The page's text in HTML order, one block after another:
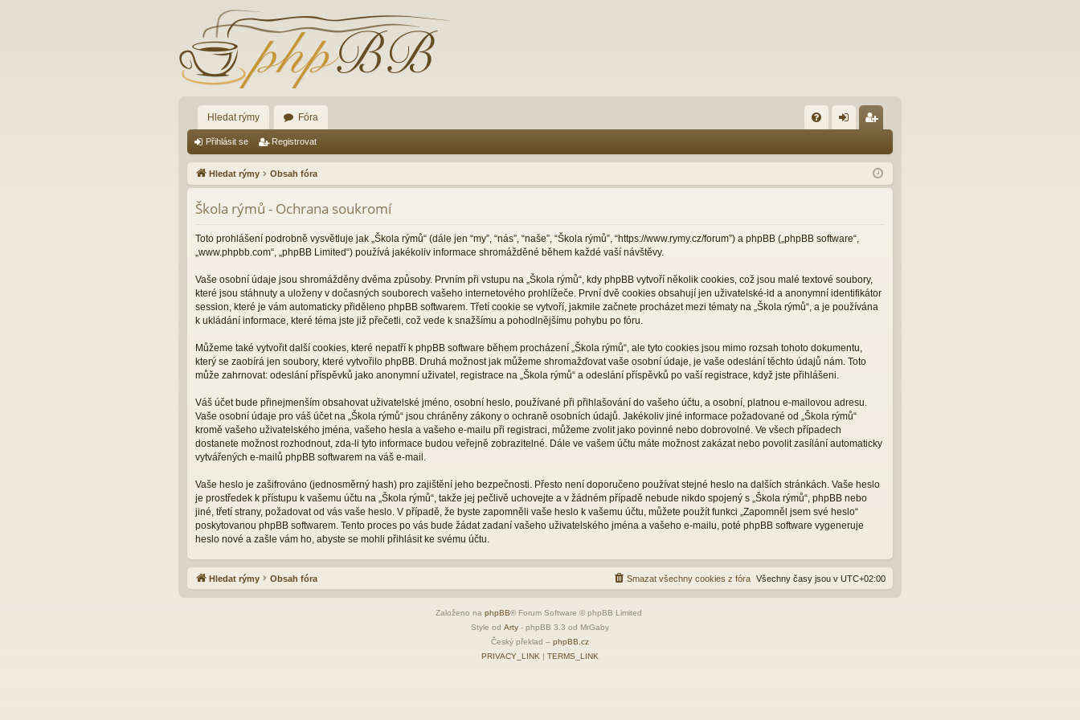
Hledat rýmy Fóra
Q lá
sit
ist
ro
Přihlásit se Registrovat
Hledat rýmy Obsah fóra
Škola rýmů - Ochrana soukromí
Toto prohlášení podrobně vysvětluje jak „Škola rýmů“ (dále jen “my”, “nás”, “naše”, “Škola rýmů”, “https://www.rymy.cz/forum”) a phpBB („phpBB software“,
„www.phpbb.com“, „phpBB Limited“) používá jakékoliv informace shromážděné během každé vaší návštěvy.
Vaše osobní údaje jsou shromážděny dvěma způsoby. Prvním při vstupu na „Škola rýmů“, kdy phpBB vytvoří několik cookies, což jsou malé textové soubory,
které jsou stáhnuty a uloženy v dočasných souborech vašeho internetového prohlížeče. První dvě cookies obsahují jen uživatelské-id a anonymní identifikátor
session, které je vám automaticky přiděleno phpBB softwarem. Třetí cookie se vytvoří, jakmile začnete procházet mezi tématy na „Škola rýmů“, a je používána
k ukládání informace, které téma jste již přečetli, což vede k snažšímu a pohodlnějšímu pohybu po fóru.
Můžeme také vytvořit další cookies, které nepatří k phpBB software během procházení „Škola rýmů“, ale tyto cookies jsou mimo rozsah tohoto dokumentu,
který se zaobírá jen soubory, které vytvořilo phpBB. Druhá možnost jak můžeme shromažďovat vaše osobní údaje, je vaše odeslání těchto údajů nám. Toto
může zahrnovat: odeslání příspěvků jako anonymní uživatel, registrace na „Škola rýmů“ a odeslání příspěvků po vaší registrace, když jste přihlášeni.
Váš účet bude přinejmenším obsahovat uživatelské jméno, osobní heslo, používané při přihlašování do vašeho účtu, a osobní, platnou e-mailovou adresu.
Vaše osobní údaje pro váš účet na „Škola rýmů“ jsou chráněny zákony o ochraně osobních údajů. Jakékoliv jiné informace požadované od „Škola rýmů“
kromě vašeho uživatelského jména, vašeho hesla a vašeho e-mailu při registraci, můžeme zvolit jako povinné nebo dobrovolné. Ve všech případech
dostanete možnost rozhodnout, zda-li tyto informace budou veřejně zobrazitelné. Dále ve vašem účtu máte možnost zakázat nebo povolit zasílání automaticky
vytvářených e-mailů phpBB softwarem na váš e-mail.
Vaše heslo je zašifrováno (jednosměrný hash) pro zajištění jeho bezpečnosti. Přesto není doporučeno používat stejné heslo na dalších stránkách. Vaše heslo
je prostředek k přístupu k vašemu účtu na „Škola rýmů“, takže jej pečlivě uchovejte a v žádném případě nebude nikdo spojený s „Škola rýmů“, phpBB nebo
jiné, třetí strany, požadovat od vás vaše heslo. V případě, že byste zapomněli vaše heslo k vašemu účtu, můžete použít funkci „Zapomněl jsem své heslo“
poskytovanou phpBB softwarem. Tento proces po vás bude žádat zadaní vašeho uživatelského jména a vašeho e-mailu, poté phpBB software vygeneruje
heslo nové a zašle vám ho, abyste se mohli přihlásit ke svému účtu.
Hledat rýmy Obsah fóra Všechny časy jsou v UTC+02:00
Smazat všechny cookies z fóra
Založeno na phpBB® Forum Software © phpBB Limited
Style od Arty - phpBB 3.3 od MrGaby
Český překlad – phpBB.cz
PRIVACY_LINK | TERMS_LINK